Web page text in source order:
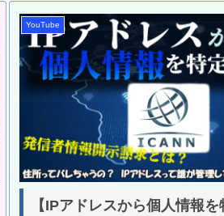
YouTube
【IPアドレスから個人情報を